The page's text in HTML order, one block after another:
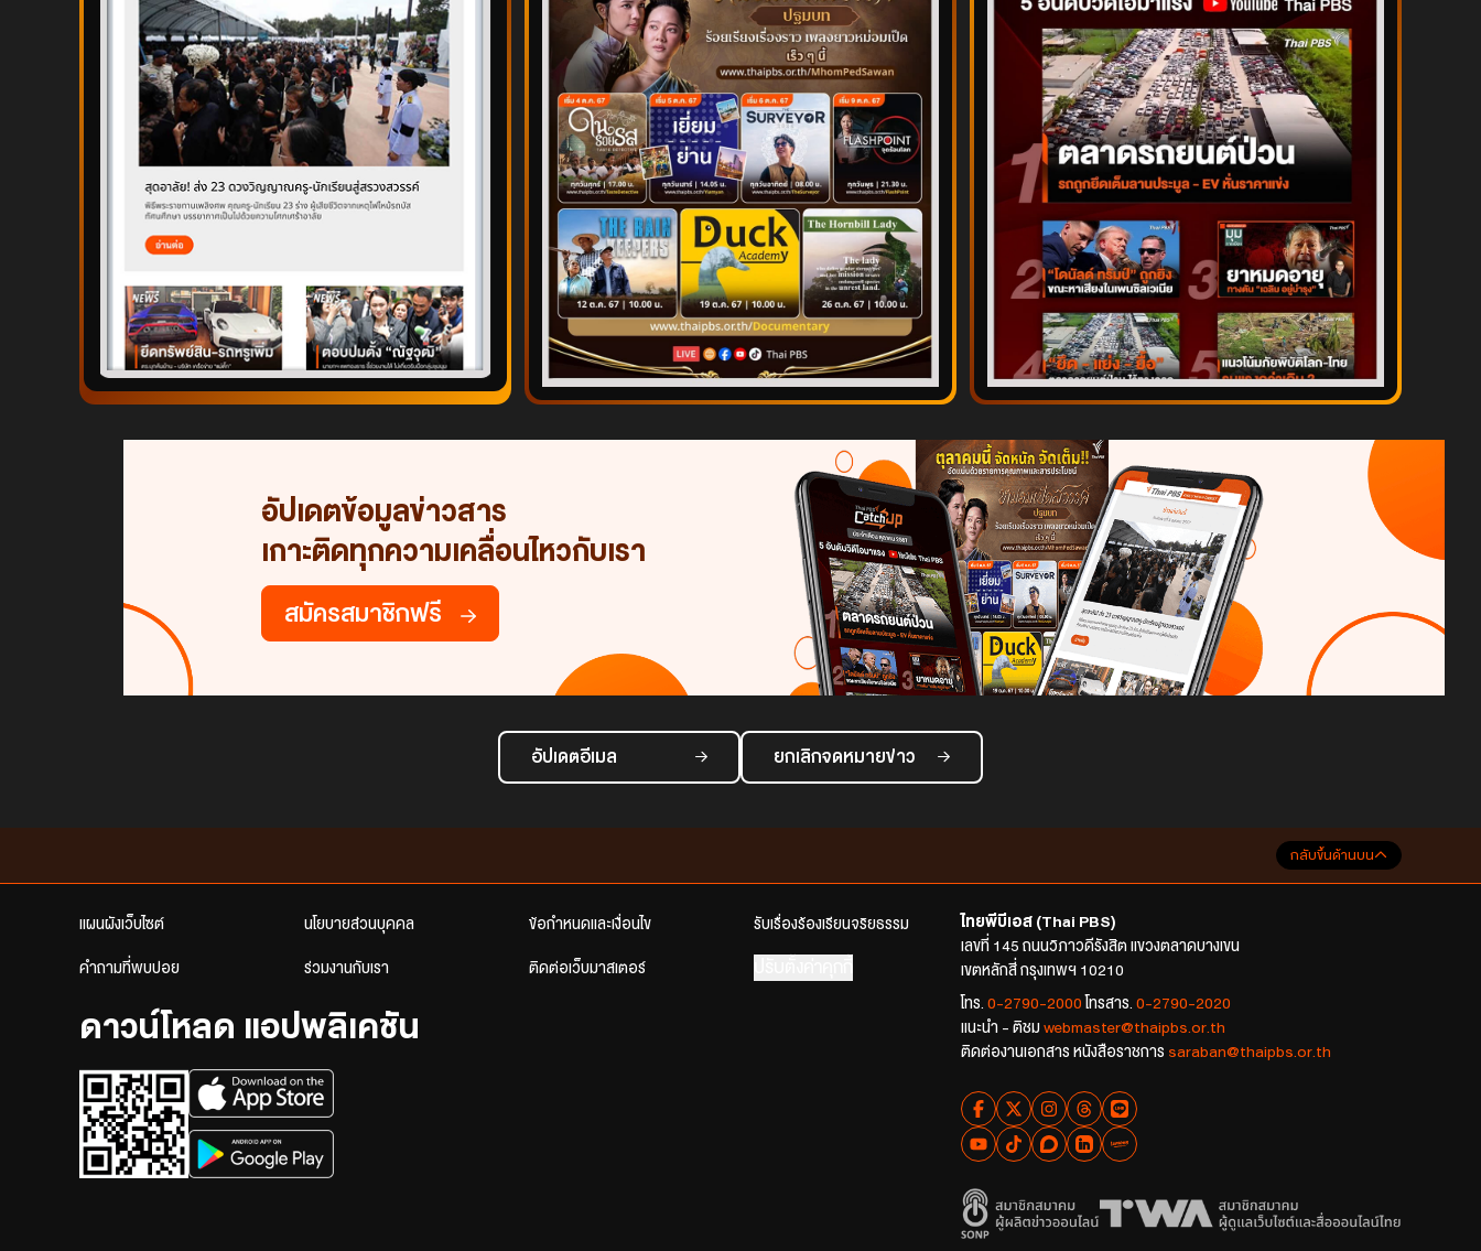
Making Data Visible
Thai PBS Verify
ตรวจสอบข่าวปลอม คัดกรองข่าวจริง
อัปเดตข้อมูลข่าวสาร
เกาะติดทุกความเคลื่อนไหวกับเรา
สมัครสมาชิกฟรี
อัปเดตอีเมล ยกเลิกจดหมายข่าว
กลับขึ้นด้านบน
แผนผังเว็บไซต์ นโยบายส่วนบุคคล ข้อกำหนดและเงื่อนไข รับเรื่องร้องเรียนจริยธรรม
คำถามที่พบบ่อย ร่วมงานกับเรา ติดต่อเว็บมาสเตอร์
ดาวน์โหลด แอปพลิเคชัน
ไทยพีบีเอส (Thai PBS)
เลขที่ 145 ถนนวิภาวดีรังสิต แขวงตลาดบางเขน
เขตหลักสี่ กรุงเทพฯ 10210
โทร. 0-2790-2000 โทรสาร. 0-2790-2020
แนะนำ - ติชม webmaster@thaipbs.or.th
ติดต่องานเอกสาร หนังสือราชการ saraban@thaipbs.or.th